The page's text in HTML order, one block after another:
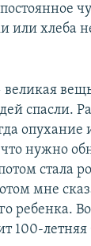
или хлеба
спасли.
опухание
нужно
стала
мне
ребенка.
100-летняя